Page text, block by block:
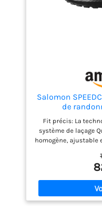
Salomon
de
Fit précis: La
système de laçage
homogène, ajustable
résistent aux
Adhérence active:
agressifs, le
performante sur
terrain. Protégez